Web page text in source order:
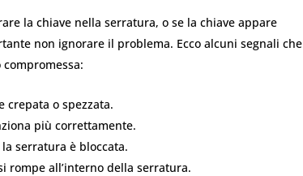
la chiave nella serratura, o se la chiave appare
non ignorare il problema. Ecco alcuni segnali che
crepata o spezzata.
più correttamente.
serratura è bloccata.
rompe all’interno della serratura.